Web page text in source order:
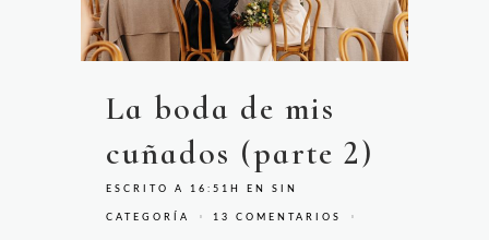
La boda de mis
cuñados (parte 2)
ESCRITO A 16:51H EN SIN
CATEGORÍA 13 COMENTARIOS